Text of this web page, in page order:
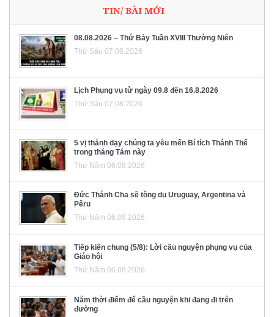
TIN/ BÀI MỚI
08.08.2026 – Thứ Bảy Tuần XVIII Thường Niên
Thứ Sáu 07.08.2026
Lịch Phụng vụ từ ngày 09.8 đến 16.8.2026
Thứ Sáu 07.08.2026
5 vị thánh dạy chúng ta yêu mến Bí tích Thánh Thể
trong tháng Tám này
Thứ Năm 06.08.2026
Đức Thánh Cha sẽ tông du Uruguay, Argentina và
Pêru
Thứ Năm 06.08.2026
Tiếp kiến chung (5/8): Lời cầu nguyện phụng vụ của
Giáo hội
Thứ Năm 06.08.2026
Năm thời điểm để cầu nguyện khi đang đi trên
đường